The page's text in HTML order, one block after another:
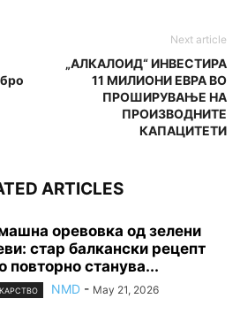
Next article
„АЛКАЛОИД“ ИНВЕСТИРА
11 МИЛИОНИ ЕВРА ВО
ПРОШИРУВАЊЕ НА
ПРОИЗВОДНИТЕ
КАПАЦИТЕТИ
ARTICLES
оревовка од зелени
стар балкански рецепт
повторно станува...
NMD - May 21, 2026